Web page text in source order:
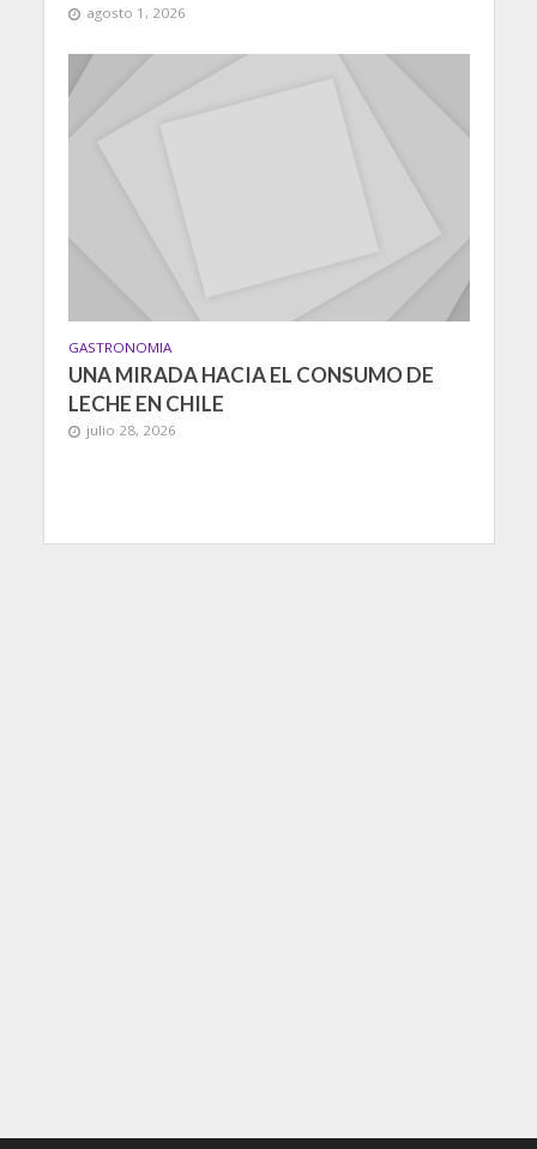
agosto 1, 2026
GASTRONOMIA
UNA MIRADA HACIA EL CONSUMO DE
LECHE EN CHILE
julio 28, 2026